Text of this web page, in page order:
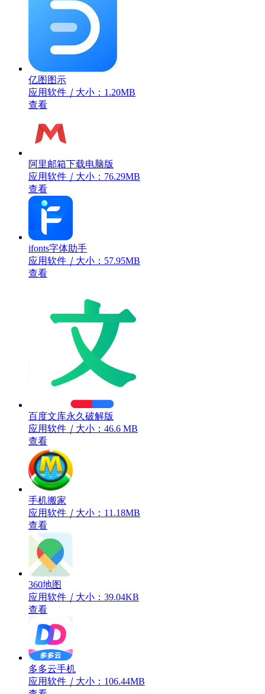
亿图图示
应用软件 ｜ 大小：1.20MB
查看
阿里邮箱下载电脑版
应用软件 ｜ 大小：76.29MB
查看
ifonts字体助手
应用软件 ｜ 大小：57.95MB
查看
百度文库永久破解版
应用软件 ｜ 大小：46.6 MB
查看
手机搬家
应用软件 ｜ 大小：11.18MB
查看
360地图
应用软件 ｜ 大小：39.04KB
查看
多多云手机
应用软件 ｜ 大小：106.44MB